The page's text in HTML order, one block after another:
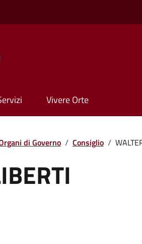
Vivere Orte
di Governo / Consiglio /